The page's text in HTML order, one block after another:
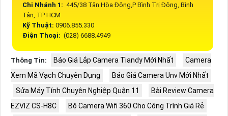
Chi Nhánh 1: 445/38 Tân Hòa Đông,P Bình Trị Đông, Bình
Tân, TP HCM
Kỹ Thuật: 0906.855.330
Điện Thoại: (028) 6688.4949
Thông Tin: Báo Giá Lắp Camera Tiandy Mới Nhất
Camera
Xem Mã Vạch Chuyên Dụng
Báo Giá Camera Unv Mới Nhất
Sửa Máy Tính Chuyên Nghiệp Quận 11
Bài Review Camera
EZVIZ CS-H8C
Bộ Camera Wifi 360 Cho Công Trình Giá Rẻ